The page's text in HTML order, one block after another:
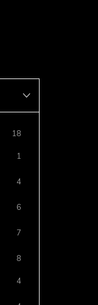
18
1
4
6
7
8
4